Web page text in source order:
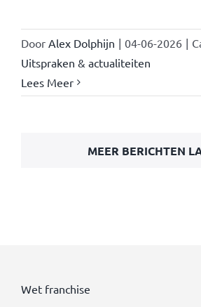
Door Alex Dolphijn | 04-06-2026 |
Uitspraken & actualiteiten
Lees Meer
MEER BERICHTEN
Wet franchise